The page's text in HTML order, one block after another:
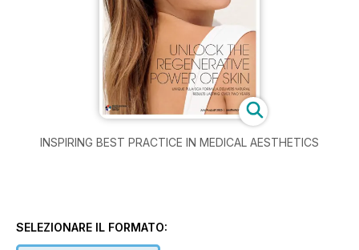
INSPIRING BEST PRACTICE IN MEDICAL AESTHETICS
SELEZIONARE IL FORMATO: